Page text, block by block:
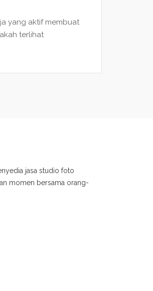
yang aktif membuat
terlihat
jasa studio foto
momen bersama orang-